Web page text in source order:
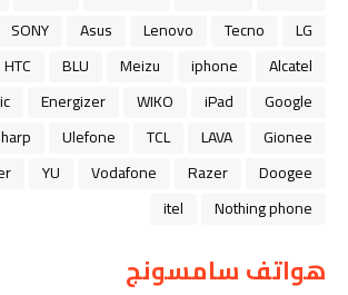
LG
Tecno
Lenovo
Asus
SONY
Alcatel
iphone
Meizu
BLU
HTC
Google
iPad
WIKO
Energizer
Gionee
LAVA
TCL
Ulefone
Doogee
Razer
Vodafone
YU
Nothing phone
itel
هواتف سامسونج